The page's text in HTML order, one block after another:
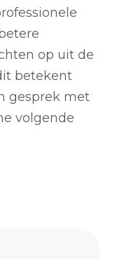
op uit de
betekent
gesprek met
volgende